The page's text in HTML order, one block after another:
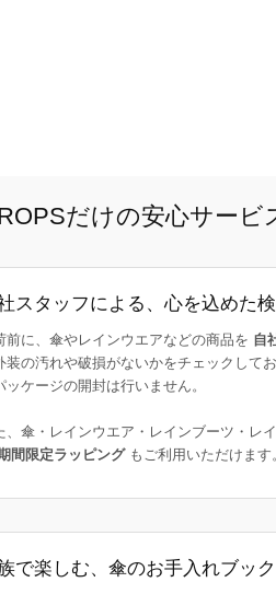
だけの安心サービ
スタッフによる、心を込めた
前に、傘やレインウエアなどの商品を 自
装の汚れや破損がないかをチェックしてお
ケージの開封は行いません。
、傘・レインウエア・レインブーツ・レ
間限定ラッピングもご利用いただけます
で楽しむ、傘のお手入れブック